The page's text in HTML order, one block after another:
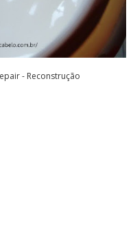
- Reconstrução